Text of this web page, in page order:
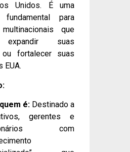
Unidos. É uma
fundamental para
que
expandir suas
ou fortalecer suas
EUA.
é: Destinado a
gerentes e
com